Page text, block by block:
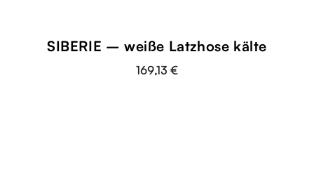
SIBERIE – weiße Latzhose kälte
169,13 €